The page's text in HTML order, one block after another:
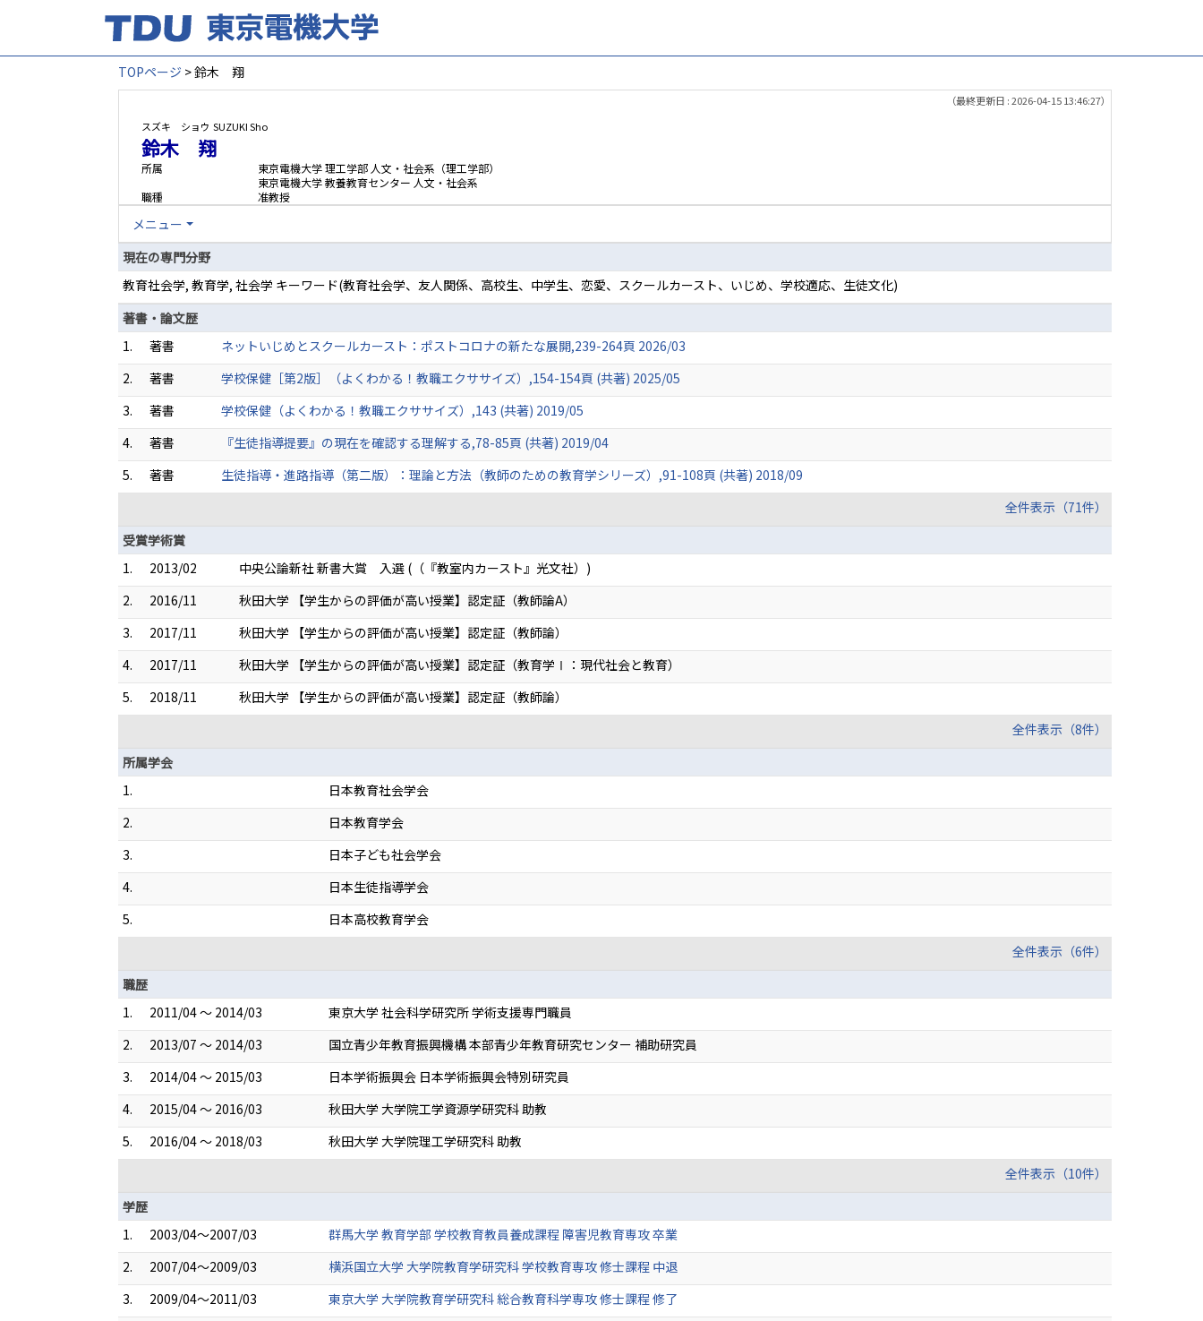
TOPページ > 鈴木 翔
（最終更新日 : 2026-04-15 13:46:27）
スズキ ショウ SUZUKI Sho
鈴木 翔
所属
東京電機大学 理工学部 人文・社会系（理工学部）
東京電機大学 教養教育センター 人文・社会系
職種
准教授
メニュー
現在の専門分野
教育社会学, 教育学, 社会学 キーワード(教育社会学、友人関係、高校生、中学生、恋愛、スクールカースト、いじめ、学校適応、生徒文化)
著書・論文歴
1.
著書
ネットいじめとスクールカースト：ポストコロナの新たな展開,239-264頁 2026/03
2.
著書
学校保健［第2版］（よくわかる！教職エクササイズ）,154-154頁 (共著) 2025/05
3.
著書
学校保健（よくわかる！教職エクササイズ）,143 (共著) 2019/05
4.
著書
『生徒指導提要』の現在を確認する理解する,78-85頁 (共著) 2019/04
5.
著書
生徒指導・進路指導（第二版）：理論と方法（教師のための教育学シリーズ）,91-108頁 (共著) 2018/09
全件表示（71件）
受賞学術賞
1.
2013/02
中央公論新社 新書大賞 入選 (（『教室内カースト』光文社）)
2.
2016/11
秋田大学 【学生からの評価が高い授業】認定証（教師論A）
3.
2017/11
秋田大学 【学生からの評価が高い授業】認定証（教師論）
4.
2017/11
秋田大学 【学生からの評価が高い授業】認定証（教育学Ⅰ：現代社会と教育）
5.
2018/11
秋田大学 【学生からの評価が高い授業】認定証（教師論）
全件表示（8件）
所属学会
1.
日本教育社会学会
2.
日本教育学会
3.
日本子ども社会学会
4.
日本生徒指導学会
5.
日本高校教育学会
全件表示（6件）
職歴
1.
2011/04 ～ 2014/03
東京大学 社会科学研究所 学術支援専門職員
2.
2013/07 ～ 2014/03
国立青少年教育振興機構 本部青少年教育研究センター 補助研究員
3.
2014/04 ～ 2015/03
日本学術振興会 日本学術振興会特別研究員
4.
2015/04 ～ 2016/03
秋田大学 大学院工学資源学研究科 助教
5.
2016/04 ～ 2018/03
秋田大学 大学院理工学研究科 助教
全件表示（10件）
学歴
1.
2003/04～2007/03
群馬大学 教育学部 学校教育教員養成課程 障害児教育専攻 卒業
2.
2007/04～2009/03
横浜国立大学 大学院教育学研究科 学校教育専攻 修士課程 中退
3.
2009/04～2011/03
東京大学 大学院教育学研究科 総合教育科学専攻 修士課程 修了